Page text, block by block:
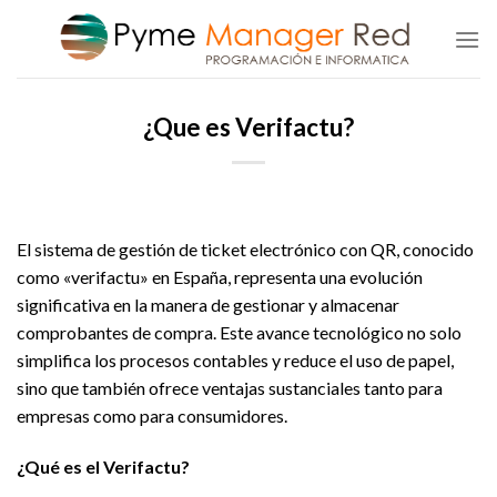
¿Que es Verifactu?
El sistema de gestión de ticket electrónico con QR, conocido
como «verifactu» en España, representa una evolución
significativa en la manera de gestionar y almacenar
comprobantes de compra. Este avance tecnológico no solo
simplifica los procesos contables y reduce el uso de papel,
sino que también ofrece ventajas sustanciales tanto para
empresas como para consumidores.
¿Qué es el Verifactu?